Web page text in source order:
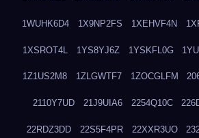
1WUHK6D4 1X9NP2FS 1XEHVF4N
1XSROT4L 1YS8YJ6Z 1YSKFL0G
1Z1US2M8 1ZLGWTF7 1ZOCGLFM
2110Y7UD 21J9UIA6 2254Q10C
22RDZ3DD 22S5F4PR 22XXR3UO